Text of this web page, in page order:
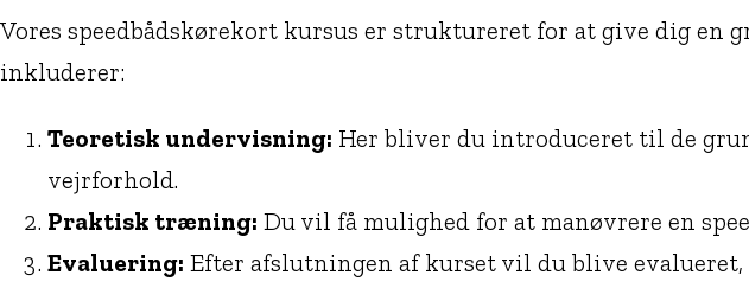
Vores speedbådskørekort kursus er struktureret for at give dig en
inkluderer:
Teoretisk undervisning: Her bliver du introduceret til de
vejrforhold.
Praktisk træning: Du vil få mulighed for at manøvrere en
Evaluering: Efter afslutningen af kurset vil du blive evalueret,